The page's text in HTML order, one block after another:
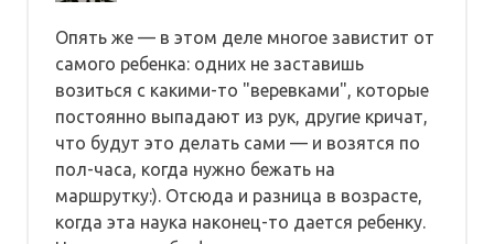
Опять же — в этом деле многое завистит от
самого ребенка: одних не заставишь
возиться с какими-то "веревками", которые
постоянно выпадают из рук, другие кричат,
что будут это делать сами — и возятся по
пол-часа, когда нужно бежать на
маршрутку:). Отсюда и разница в возрасте,
когда эта наука наконец-то дается ребенку.